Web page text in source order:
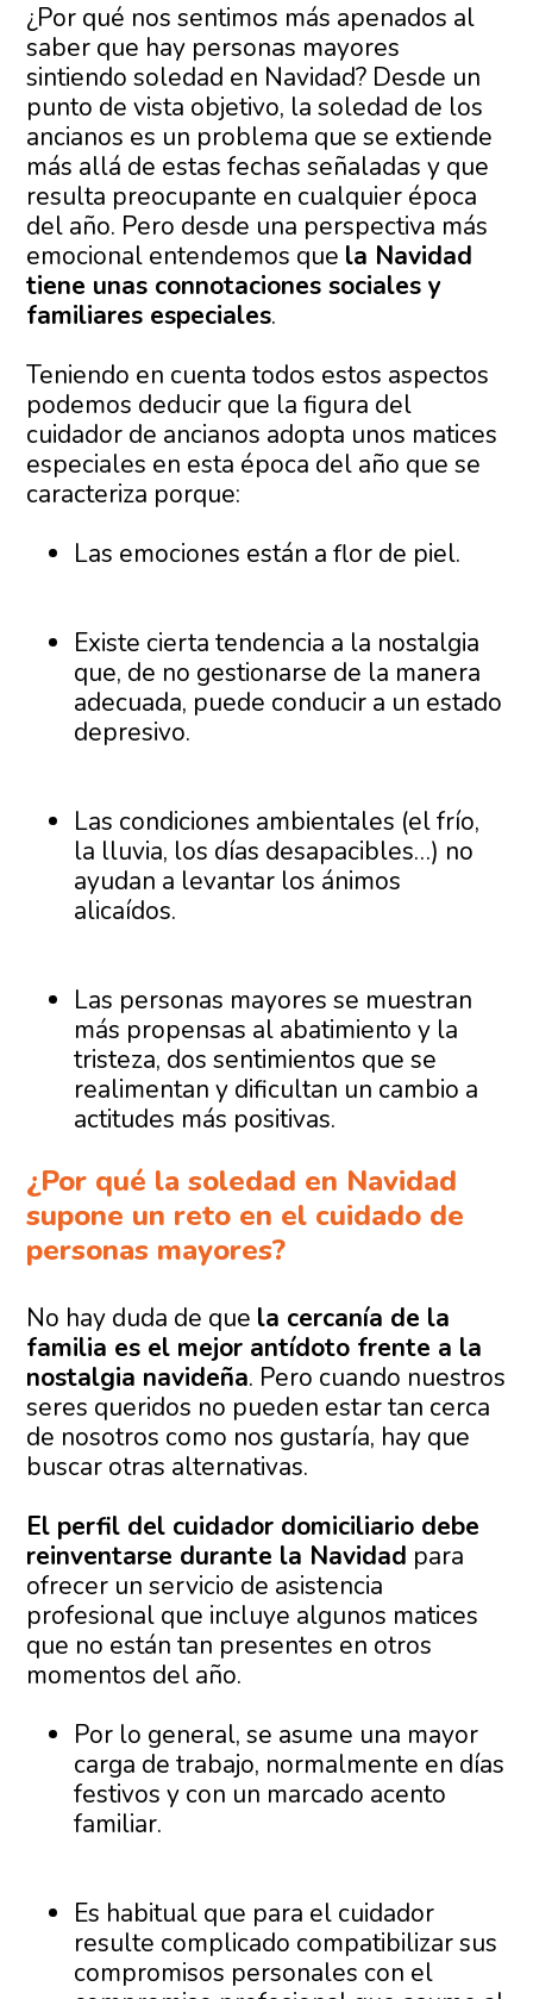
¿Por qué nos sentimos más apenados al
saber que hay personas mayores
sintiendo soledad en Navidad? Desde un
punto de vista objetivo, la soledad de los
ancianos es un problema que se extiende
más allá de estas fechas señaladas y que
resulta preocupante en cualquier época
del año. Pero desde una perspectiva más
emocional entendemos que la Navidad
tiene unas connotaciones sociales y
familiares especiales.
Teniendo en cuenta todos estos aspectos
podemos deducir que la figura del
cuidador de ancianos adopta unos matices
especiales en esta época del año que se
caracteriza porque:
Las emociones están a flor de piel.
Existe cierta tendencia a la nostalgia
que, de no gestionarse de la manera
adecuada, puede conducir a un estado
depresivo.
Las condiciones ambientales (el frío,
la lluvia, los días desapacibles…) no
ayudan a levantar los ánimos
alicaídos.
Las personas mayores se muestran
más propensas al abatimiento y la
tristeza, dos sentimientos que se
realimentan y dificultan un cambio a
actitudes más positivas.
¿Por qué la soledad en Navidad
supone un reto en el cuidado de
personas mayores?
No hay duda de que la cercanía de la
familia es el mejor antídoto frente a la
nostalgia navideña. Pero cuando nuestros
seres queridos no pueden estar tan cerca
de nosotros como nos gustaría, hay que
buscar otras alternativas.
El perfil del cuidador domiciliario debe
reinventarse durante la Navidad para
ofrecer un servicio de asistencia
profesional que incluye algunos matices
que no están tan presentes en otros
momentos del año.
Por lo general, se asume una mayor
carga de trabajo, normalmente en días
festivos y con un marcado acento
familiar.
Es habitual que para el cuidador
resulte complicado compatibilizar sus
compromisos personales con el